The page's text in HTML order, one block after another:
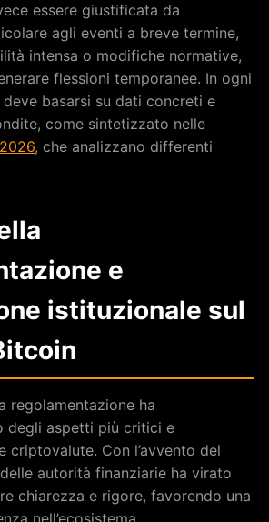
essere giustificata da
agli eventi a breve termine,
intensa o modifiche normative,
flessioni temporanee. In ogni
basarsi su dati concreti e
come sintetizzato nelle
, che analizzano differenti
e
istituzionale sul
regolamentazione ha
degli aspetti più critici e
criptovalute. Con l’avvento del
autorità finanziarie ha virato
chiarezza e rigore, favorendo una
nell’ecosistema.